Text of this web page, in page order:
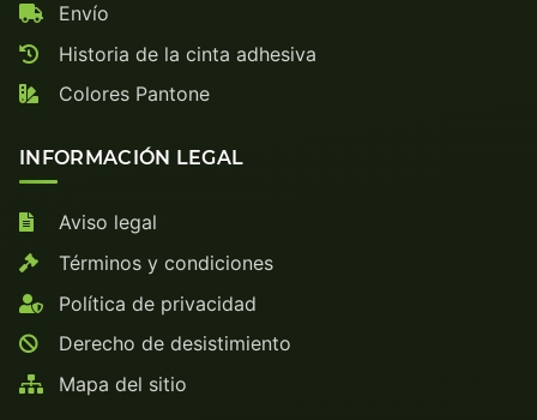
Envío
Historia de la cinta adhesiva
Colores Pantone
INFORMACIÓN LEGAL
Aviso legal
Términos y condiciones
Política de privacidad
Derecho de desistimiento
Mapa del sitio